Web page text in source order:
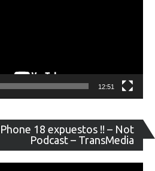
12:51
18 expuestos !! – Not
Podcast – TransMedia
de